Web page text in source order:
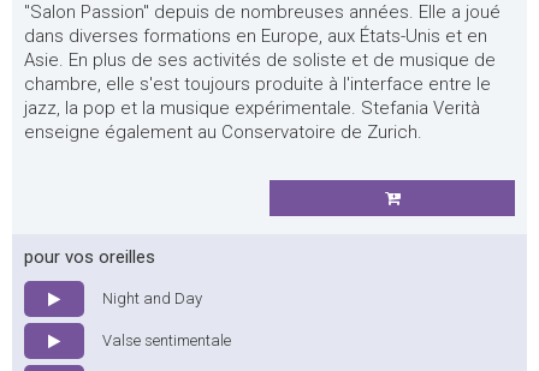
"Salon Passion" depuis de nombreuses années. Elle a joué
dans diverses formations en Europe, aux États-Unis et en
Asie. En plus de ses activités de soliste et de musique de
chambre, elle s'est toujours produite à l'interface entre le
jazz, la pop et la musique expérimentale. Stefania Verità
enseigne également au Conservatoire de Zurich.
pour vos oreilles
Night and Day
Valse sentimentale